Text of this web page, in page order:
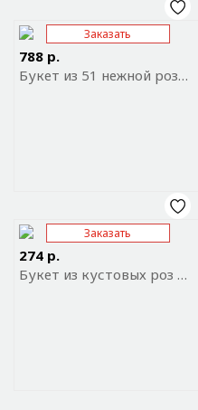
Заказать
788 р.
Букет из 51 нежной розы в упаковке
Отправить ссылку на
Заказать
274 р.
Букет из кустовых роз № 6
Отправить ссылку на